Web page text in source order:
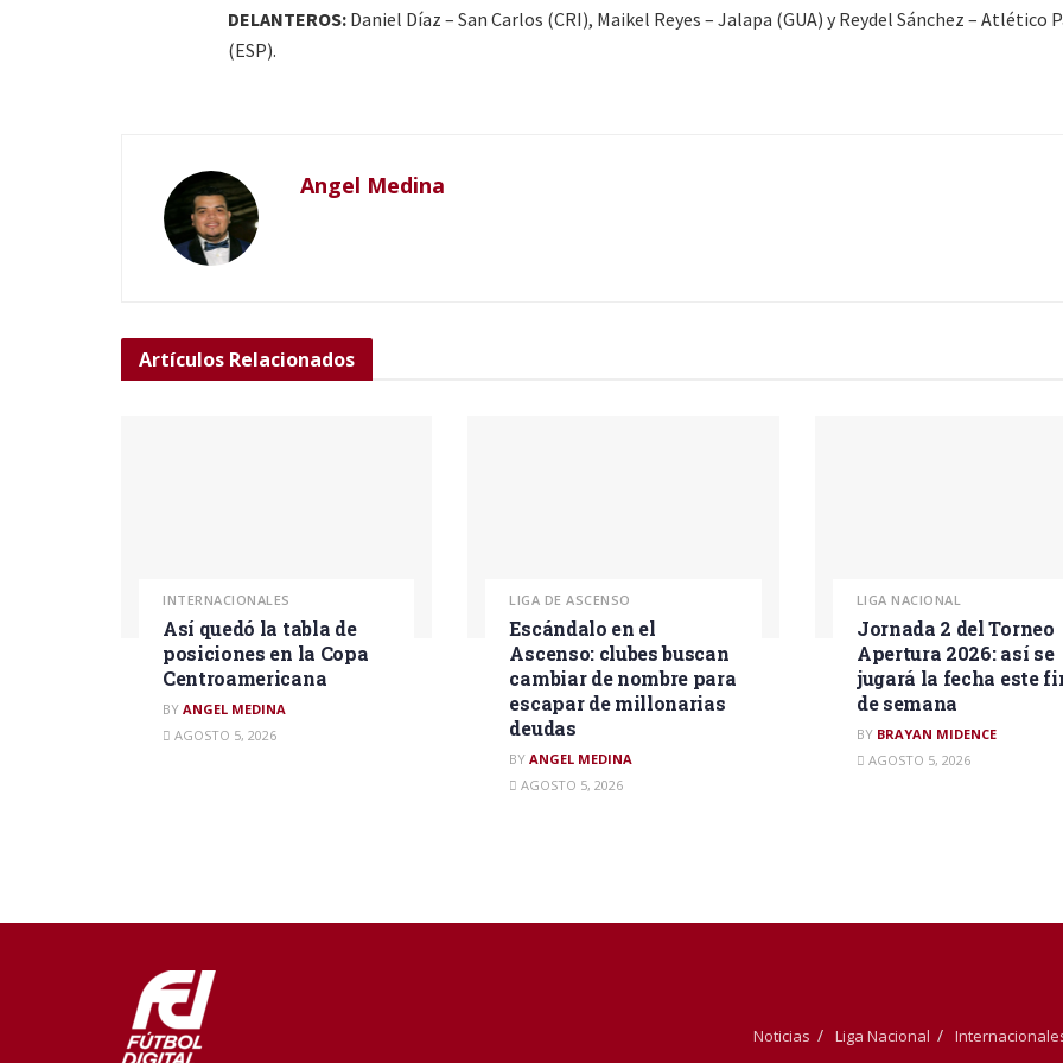
DELANTEROS: Daniel Díaz – San Carlos (CRI), Maikel Reyes – Jalapa (GUA) y Reydel Sánchez – Atlético
(ESP).
Angel Medina
Artículos Relacionados
INTERNACIONALES
Así quedó la tabla de
posiciones en la Copa
Centroamericana
BY ANGEL MEDINA
AGOSTO 5, 2026
LIGA DE ASCENSO
Escándalo en el
Ascenso: clubes buscan
cambiar de nombre para
escapar de millonarias
deudas
BY ANGEL MEDINA
AGOSTO 5, 2026
LIGA NACIONAL
Jornada 2 del Torneo
Apertura 2026: así se
jugará la fecha este
de semana
BY BRAYAN MIDENCE
AGOSTO 5, 2026
Noticias Liga Nacional